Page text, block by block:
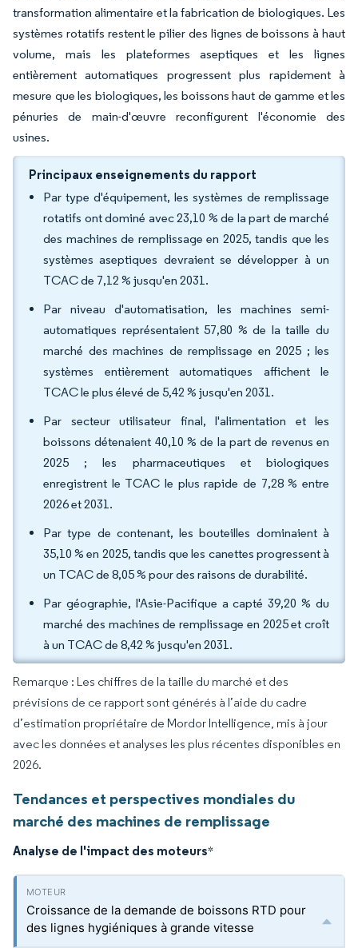
transformation alimentaire et la fabrication de biologiques. Les
systèmes rotatifs restent le pilier des lignes de boissons à haut
volume, mais les plateformes aseptiques et les lignes
entièrement automatiques progressent plus rapidement à
mesure que les biologiques, les boissons haut de gamme et les
pénuries de main-d'œuvre reconfigurent l'économie des
usines.
Principaux enseignements du rapport
Par type d'équipement, les systèmes de remplissage
rotatifs ont dominé avec 23,10 % de la part de marché
des machines de remplissage en 2025, tandis que les
systèmes aseptiques devraient se développer à un
TCAC de 7,12 % jusqu'en 2031.
Par niveau d'automatisation, les machines semi-
automatiques représentaient 57,80 % de la taille du
marché des machines de remplissage en 2025 ; les
systèmes entièrement automatiques affichent le
TCAC le plus élevé de 5,42 % jusqu'en 2031.
Par secteur utilisateur final, l'alimentation et les
boissons détenaient 40,10 % de la part de revenus en
2025 ; les pharmaceutiques et biologiques
enregistrent le TCAC le plus rapide de 7,28 % entre
2026 et 2031.
Par type de contenant, les bouteilles dominaient à
35,10 % en 2025, tandis que les canettes progressent à
un TCAC de 8,05 % pour des raisons de durabilité.
Par géographie, l'Asie-Pacifique a capté 39,20 % du
marché des machines de remplissage en 2025 et croît
à un TCAC de 8,42 % jusqu'en 2031.
Remarque : Les chiffres de la taille du marché et des
prévisions de ce rapport sont générés à l’aide du cadre
d’estimation propriétaire de Mordor Intelligence, mis à jour
avec les données et analyses les plus récentes disponibles en
2026.
Tendances et perspectives mondiales du
marché des machines de remplissage
Analyse de l'impact des moteurs*
Croissance de la demande de boissons RTD pour
des lignes hygiéniques à grande vitesse